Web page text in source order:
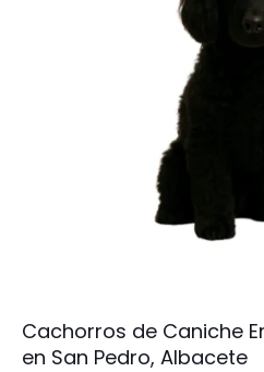
Cachorros de Caniche
en San Pedro, Albacete